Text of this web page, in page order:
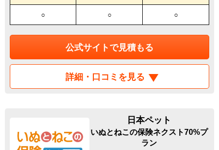
○ ○ ○
公式サイトで見積もる
詳細・口コミを見る
日本ペット
いぬとねこの保険ネクスト70%プ
ラン